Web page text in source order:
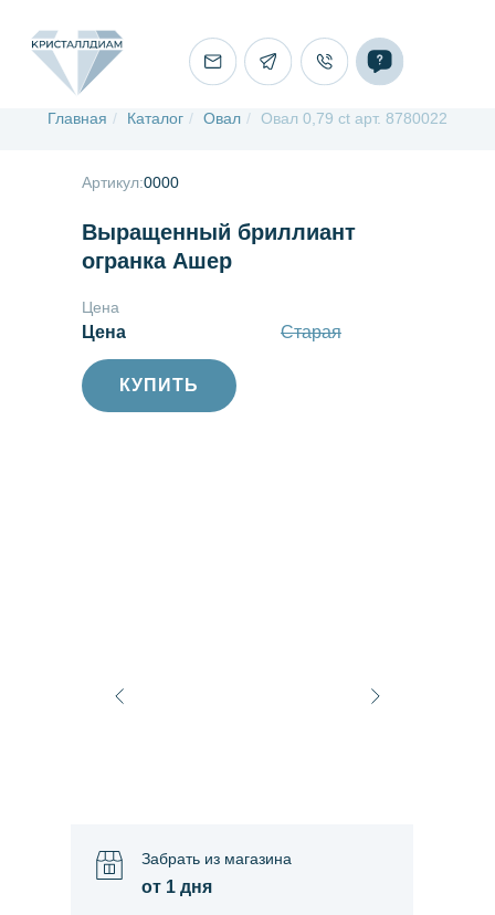
Главная / Каталог / Овал / Овал 0,79 ct арт. 8780022
от 1 дня
Забрать из магазина
Выращенный бриллиант
огранка Ашер
Артикул:0000
Старая
Цена
Цена
КУПИТЬ